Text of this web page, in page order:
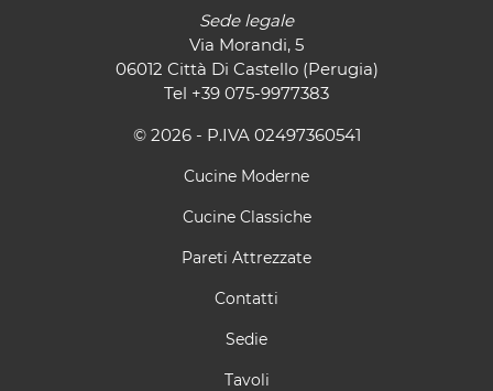
Sede legale
Via Morandi, 5
06012 Città Di Castello (Perugia)
Tel +39 075-9977383
© 2026 - P.IVA 02497360541
Cucine Moderne
Cucine Classiche
Pareti Attrezzate
Contatti
Sedie
Tavoli